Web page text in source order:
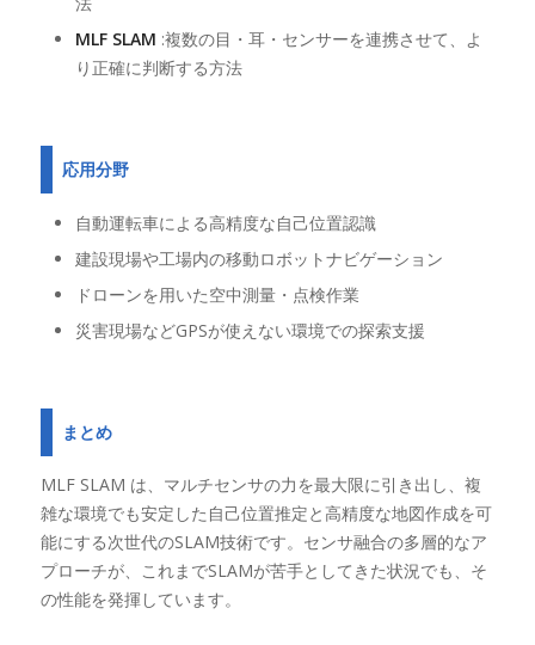
MLF SLAM :複数の目・耳・センサーを連携させて、よ
り正確に判断する方法
応用分野
自動運転車による高精度な自己位置認識
建設現場や工場内の移動ロボットナビゲーション
ドローンを用いた空中測量・点検作業
災害現場などGPSが使えない環境での探索支援
まとめ
MLF SLAM は、マルチセンサの力を最大限に引き出し、複
雑な環境でも安定した自己位置推定と高精度な地図作成を可
能にする次世代のSLAM技術です。センサ融合の多層的なア
プローチが、これまでSLAMが苦手としてきた状況でも、そ
の性能を発揮しています。